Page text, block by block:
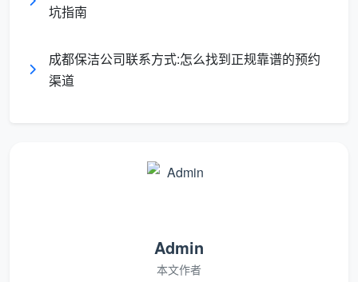
坑指南
成都保洁公司联系方式:怎么找到正规靠谱的预约
渠道
Admin
本文作者